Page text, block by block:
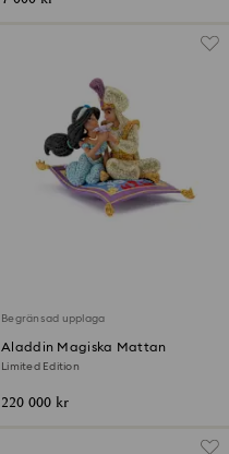
Begränsad upplaga
Aladdin Magiska Mattan
Limited Edition
220 000 kr